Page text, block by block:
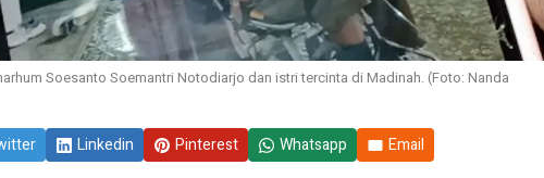
Soesanto Soemantri Notodiarjo dan istri tercinta di Madinah. (Foto: Nanda
Linkedin Pinterest Whatsapp Email